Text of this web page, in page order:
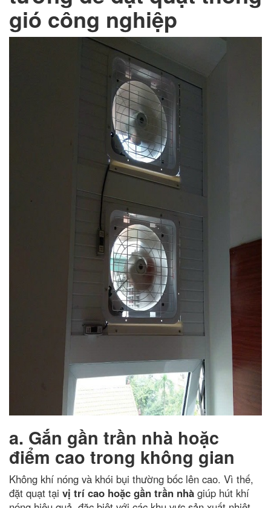
gió công nghiệp
a. Gắn gần trần nhà hoặc
điểm cao trong không gian
Không khí nóng và khói bụi thường bốc lên cao. Vì thế,
đặt quạt tại vị trí cao hoặc gần trần nhà giúp hút khí